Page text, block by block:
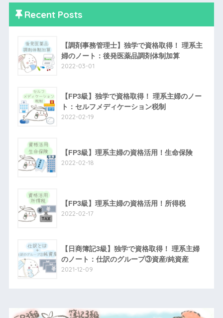
Recent Posts
【調剤事務管理士】独学で資格取得！ 理系主
婦のノート：後発医薬品調剤体制加算
2022-03-01
【FP3級】独学で資格取得！ 理系主婦のノー
ト：セルフメディケーション税制
2022-02-19
【FP3級】理系主婦の資格活用！生命保険
2022-02-18
【FP3級】理系主婦の資格活用！所得税
2022-02-17
【日商簿記3級】独学で資格取得！ 理系主婦
のノート：仕訳のグループ③資産/純資産
2021-12-09